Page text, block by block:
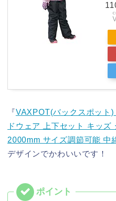
『VAXPOT(バックスポット
ドウェア 上下セット キッズ
2000mm サイズ調節可能 中
デザインでかわいいです！